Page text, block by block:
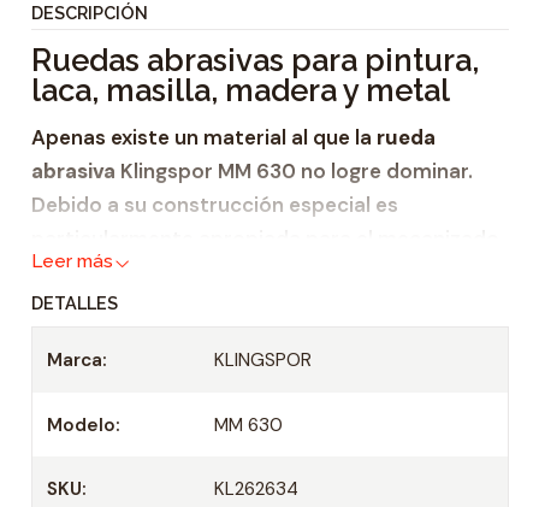
i
d
a
d
DESCRIPCIÓN
Ruedas abrasivas para pintura,
laca, masilla, madera y metal
Apenas existe un material al que la rueda
abrasiva Klingspor MM 630 no logre dominar.
Debido a su construcción especial es
depiezas fuertemente perfiladas
de lijado se utiliza en
pintura,
masilla,
metal y
Leer más
DETALLES
Marca: KLINGSPOR
Modelo: MM 630
SKU: KL262634